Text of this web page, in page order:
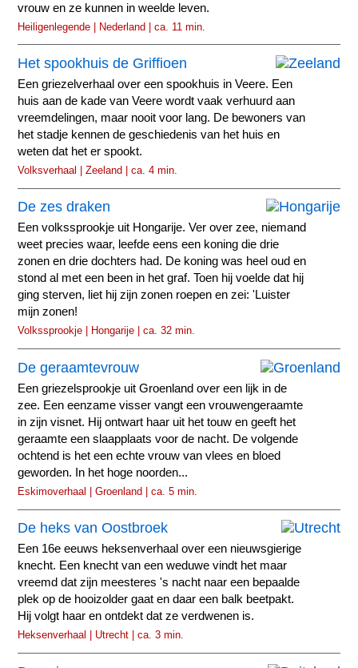
vrouw en ze kunnen in weelde leven.
Heiligenlegende | Nederland | ca. 11 min.
Het spookhuis de Griffioen
Een griezelverhaal over een spookhuis in Veere. Een
huis aan de kade van Veere wordt vaak verhuurd aan
vreemdelingen, maar nooit voor lang. De bewoners van
het stadje kennen de geschiedenis van het huis en
weten dat het er spookt.
Volksverhaal | Zeeland | ca. 4 min.
De zes draken
Een volkssprookje uit Hongarije. Ver over zee, niemand
weet precies waar, leefde eens een koning die drie
zonen en drie dochters had. De koning was heel oud en
stond al met een been in het graf. Toen hij voelde dat hij
ging sterven, liet hij zijn zonen roepen en zei: 'Luister
mijn zonen!
Volkssprookje | Hongarije | ca. 32 min.
De geraamtevrouw
Een griezelsprookje uit Groenland over een lijk in de
zee. Een eenzame visser vangt een vrouwengeraamte
in zijn visnet. Hij ontwart haar uit het touw en geeft het
geraamte een slaapplaats voor de nacht. De volgende
ochtend is het een echte vrouw van vlees en bloed
geworden. In het hoge noorden...
Eskimoverhaal | Groenland | ca. 5 min.
De heks van Oostbroek
Een 16e eeuws heksenverhaal over een nieuwsgierige
knecht. Een knecht van een weduwe vindt het maar
vreemd dat zijn meesteres 's nacht naar een bepaalde
plek op de hooizolder gaat en daar een balk beetpakt.
Hij volgt haar en ontdekt dat ze verdwenen is.
Heksenverhaal | Utrecht | ca. 3 min.